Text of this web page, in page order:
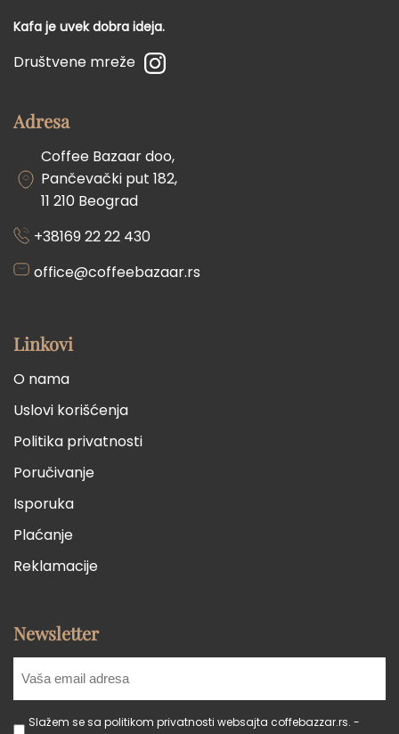
Kafa je uvek dobra ideja.
Društvene mreže
Adresa
Coffee Bazaar doo,
Pančevački put 182,
11 210 Beograd
+38169 22 22 430
office@coffeebazaar.rs
Linkovi
O nama
Uslovi korišćenja
Politika privatnosti
Poručivanje
Isporuka
Plaćanje
Reklamacije
Newsletter
Slažem se sa politikom privatnosti websajta coffebazzar.rs. -